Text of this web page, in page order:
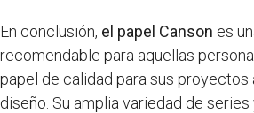
En conclusión, el papel Canson es
recomendable para aquellas
papel de calidad para sus
diseño. Su amplia variedad de